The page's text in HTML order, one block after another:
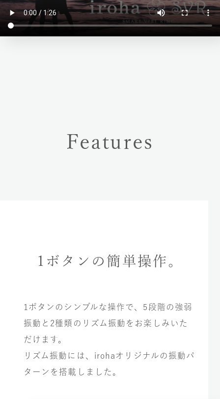
Features
1ボタンの簡単操作。
1ボタンのシンプルな操作で、5段階の強弱
振動と2種類のリズム振動をお楽しみいた
だけます。
リズム振動には、irohaオリジナルの振動パ
ターンを搭載しました。